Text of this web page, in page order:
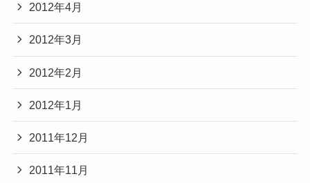
2012年4月
2012年3月
2012年2月
2012年1月
2011年12月
2011年11月